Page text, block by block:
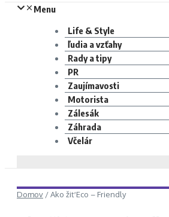
Menu
Life & Style
ľudia a vzťahy
Rady a tipy
PR
Zaujímavosti
Motorista
Zálesák
Záhrada
Včelár
Domov /Ako žiť Eco – Friendly